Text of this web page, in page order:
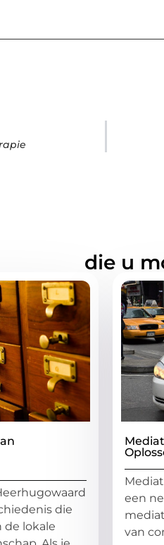
die u
die
de lokale
een
van